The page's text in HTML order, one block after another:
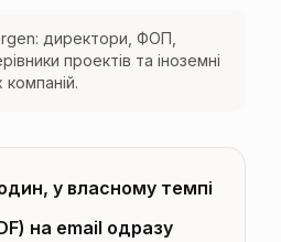
директори, ФОП,
проектів та іноземні
у власному темпі
на email одразу